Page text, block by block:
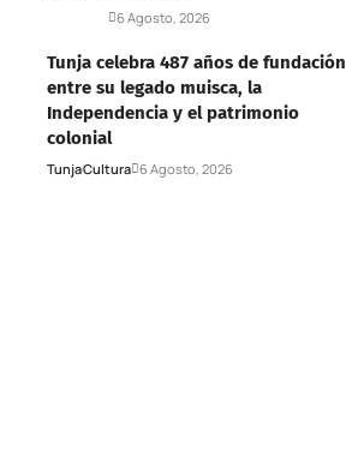
6 Agosto, 2026
Tunja celebra 487 años de fundación
entre su legado muisca, la
Independencia y el patrimonio
colonial
TunjaCultura 6 Agosto, 2026